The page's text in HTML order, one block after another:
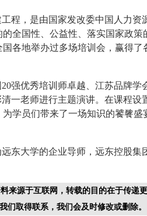
程，是由国家发改委中国人力
全国性、公益性、落实国家政
各地举办过多场培训会，赢得了
强优秀培训师卓越、江苏品牌
一老师进行主题演讲。在课程
学员们带来了一场知识的饕餮盛
东大学的企业导师，远东控股
来源于互联网，转载的目的在于传
们取得联系，我们会及时修改或删除。